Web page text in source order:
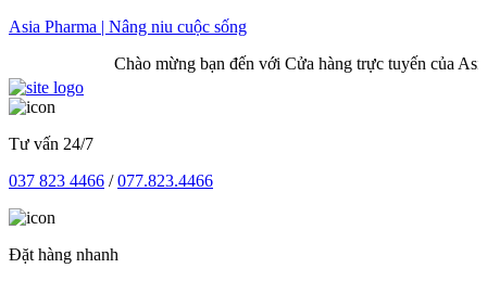
Skip
Asia Pharma | Nâng niu cuộc sống
Chào mừng bạn đến với Cửa hàng trực tuyến của Asia
Tư vấn 24/7
037 823 4466 /077.823.4466
Đặt hàng nhanh